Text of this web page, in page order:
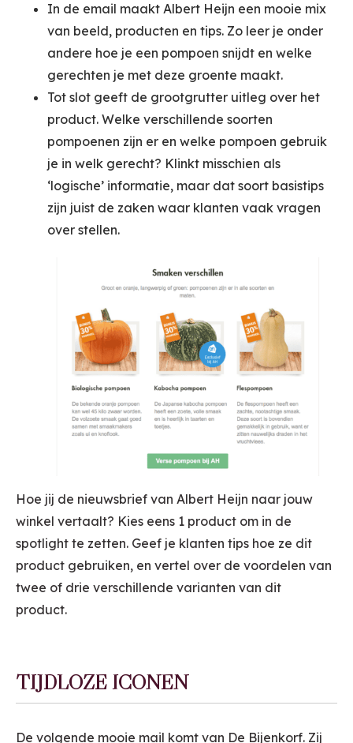
In de email maakt Albert Heijn een mooie mix
van beeld, producten en tips. Zo leer je onder
andere hoe je een pompoen snijdt en welke
gerechten je met deze groente maakt.
Tot slot geeft de grootgrutter uitleg over het
product. Welke verschillende soorten
pompoenen zijn er en welke pompoen gebruik
je in welk gerecht? Klinkt misschien als
‘logische’ informatie, maar dat soort basistips
zijn juist de zaken waar klanten vaak vragen
over stellen.
Hoe jij de nieuwsbrief van Albert Heijn naar jouw
winkel vertaalt? Kies eens 1 product om in de
spotlight te zetten. Geef je klanten tips hoe ze dit
product gebruiken, en vertel over de voordelen van
twee of drie verschillende varianten van dit
product.
TIJDLOZE ICONEN
De volgende mooie mail komt van De Bijenkorf. Zij